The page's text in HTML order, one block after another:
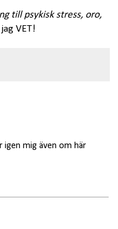
till psykisk stress, oro,
VET!
igen mig även om här